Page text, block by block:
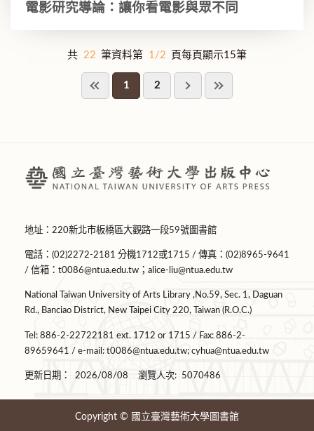
電影研究導論：讓你看電影與眾不同
共 22 筆資料第 1/2 頁每頁顯示15筆
1 2
地址：220新北市板橋區大觀路一段59號圖書館
電話：(02)2272-2181 分機1712或1715 / 傳真：(02)8965-9641
/ 信箱： t0086@ntua.edu.tw ； alice-liu@ntua.edu.tw
National Taiwan University of Arts Library ,No.59, Sec. 1, Daguan
Rd., Banciao District, New Taipei City 220, Taiwan (R.O.C.)
Tel: 886-2-22722181 ext. 1712 or 1715 / Fax: 886-2-
89659641 / e-mail: t0086@ntua.edu.tw; cyhua@ntua.edu.tw
更新日期： 2026/08/08 瀏覽人次: 5070486
Copyright © 國立臺灣藝術大學圖書館